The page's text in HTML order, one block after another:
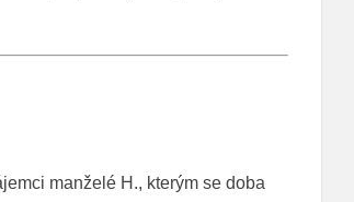
manželé H., kterým se doba